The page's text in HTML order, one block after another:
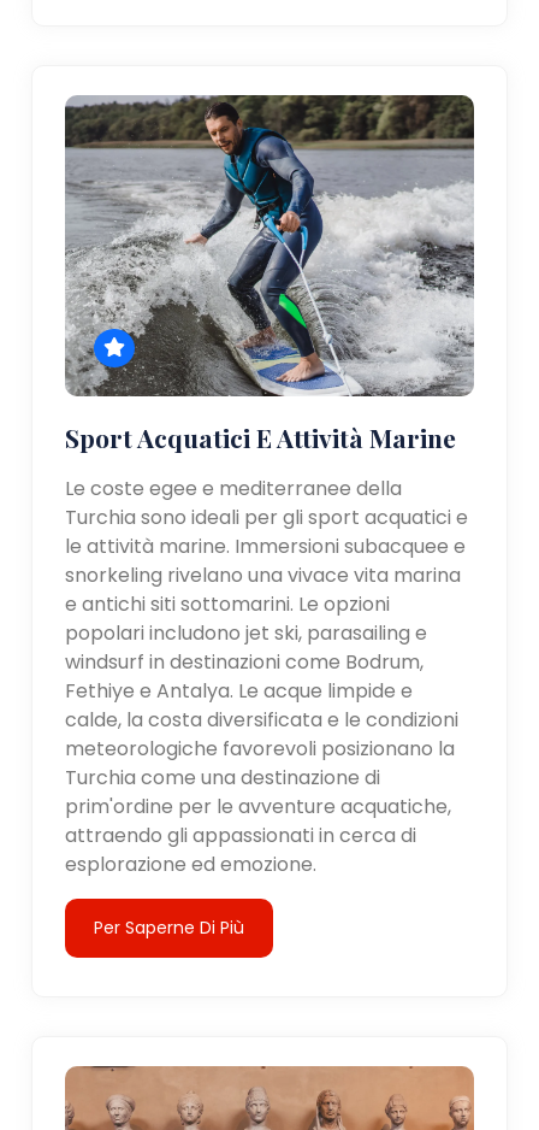
Sport Acquatici E Attività Marine
Le coste egee e mediterranee della
Turchia sono ideali per gli sport acquatici e
le attività marine. Immersioni subacquee e
snorkeling rivelano una vivace vita marina
e antichi siti sottomarini. Le opzioni
popolari includono jet ski, parasailing e
windsurf in destinazioni come Bodrum,
Fethiye e Antalya. Le acque limpide e
calde, la costa diversificata e le condizioni
meteorologiche favorevoli posizionano la
Turchia come una destinazione di
prim'ordine per le avventure acquatiche,
attraendo gli appassionati in cerca di
esplorazione ed emozione.
Per Saperne Di Più